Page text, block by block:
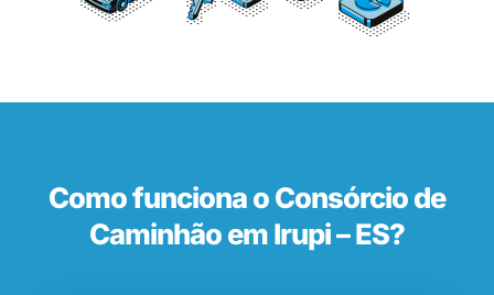
Como funciona o Consórcio de
Caminhão em Irupi – ES?